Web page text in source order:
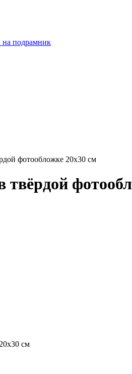
на подрамник
фотообложке 20х30 см
см